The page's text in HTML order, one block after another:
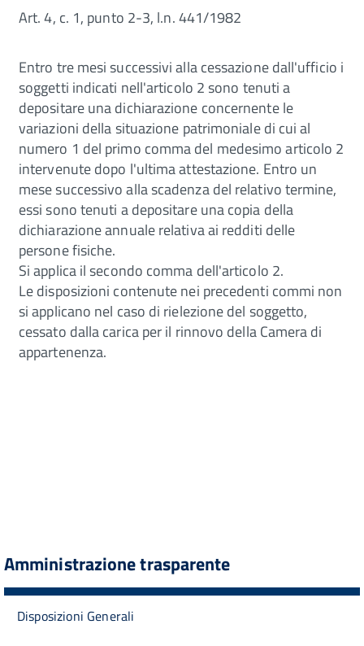
Art. 4, c. 1, punto 2-3, l.n. 441/1982
Entro tre mesi successivi alla cessazione dall'ufficio i
soggetti indicati nell'articolo 2 sono tenuti a
depositare una dichiarazione concernente le
variazioni della situazione patrimoniale di cui al
numero 1 del primo comma del medesimo articolo 2
intervenute dopo l'ultima attestazione. Entro un
mese successivo alla scadenza del relativo termine,
essi sono tenuti a depositare una copia della
dichiarazione annuale relativa ai redditi delle
persone fisiche.
Si applica il secondo comma dell'articolo 2.
Le disposizioni contenute nei precedenti commi non
si applicano nel caso di rielezione del soggetto,
cessato dalla carica per il rinnovo della Camera di
appartenenza.
Amministrazione trasparente
Disposizioni Generali